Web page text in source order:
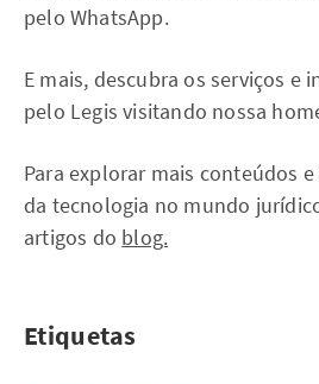
pelo WhatsApp.
E mais, descubra os serviços e
pelo Legis visitando nossa
Para explorar mais conteúdos
da tecnologia no mundo
artigos do blog.
Etiquetas